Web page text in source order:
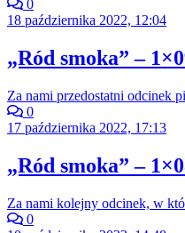
0
18 października 2022, 12:04
„Ród smoka” –
Za nami przedostatni odcinek
0
17 października 2022, 17:13
„Ród smoka” –
Za nami kolejny odcinek, w
0